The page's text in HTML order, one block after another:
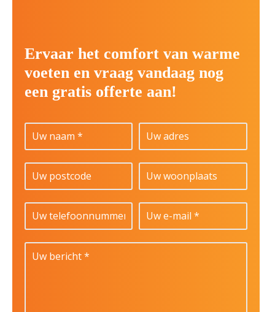
Ervaar het comfort van warme
voeten en vraag vandaag nog
een gratis offerte aan!